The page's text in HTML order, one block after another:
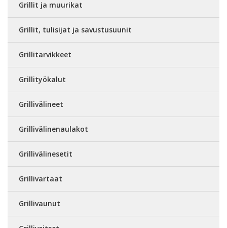
Grillit ja muurikat
Grillit, tulisijat ja savustusuunit
Grillitarvikkeet
Grillityökalut
Grillivälineet
Grillivälinenaulakot
Grillivälinesetit
Grillivartaat
Grillivaunut